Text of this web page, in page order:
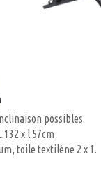
possibles.
x l.57cm
toile textilène 2 x 1.